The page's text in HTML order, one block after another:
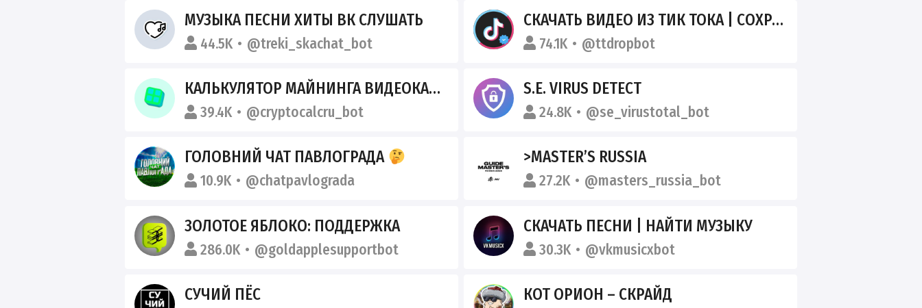
МУЗЫКА ПЕСНИ ХИТЫ ВК СЛУШАТЬ
44.5K @treki_skachat_bot
СКАЧАТЬ ВИДЕО ИЗ ТИК ТОКА | СОХРАНИТЬ МУЗЫКУ С ТИКТОКА ПО ССЫЛКЕ
74.1K @ttdropbot
КАЛЬКУЛЯТОР МАЙНИНГА ВИДЕОКАРТЫ АСИКИ
39.4K @cryptocalcru_bot
S.E. VIRUS DETECT
24.8K @se_virustotal_bot
ГОЛОВНИЙ ЧАТ ПАВЛОГРАДА
10.9K @chatpavlograda
>MASTER’S RUSSIA
27.2K @masters_russia_bot
ЗОЛОТОЕ ЯБЛОКО: ПОДДЕРЖКА
286.0K @goldapplesupportbot
СКАЧАТЬ ПЕСНИ | НАЙТИ МУЗЫКУ
30.3K @vkmusicxbot
СУЧИЙ ПЁС КОТ ОРИОН – СКРАЙД